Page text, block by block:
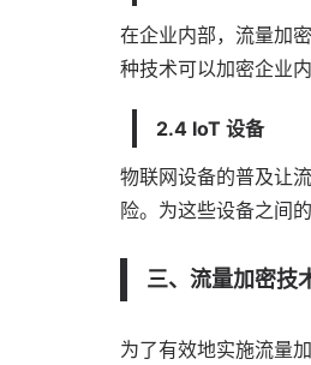
在企业内部，流量加
种技术可以加密企业
2.4 IoT 设备
物联网设备的普及让
险。为这些设备之间
三、流量加密技
为了有效地实施流量